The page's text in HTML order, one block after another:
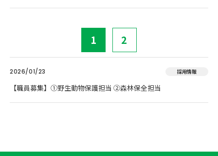
1 2
2026/01/23 採用情報
【職員募集】①野生動物保護担当 ②森林保全担当